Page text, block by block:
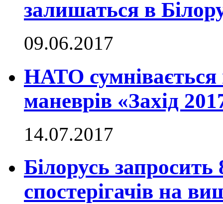
залишаться в
09.06.2017
НАТО сумнівається
маневрів «Захід
14.07.2017
Білорусь
спостерігачів на